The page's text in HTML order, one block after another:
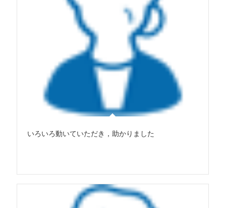
いろいろ動いていただき，助かりました